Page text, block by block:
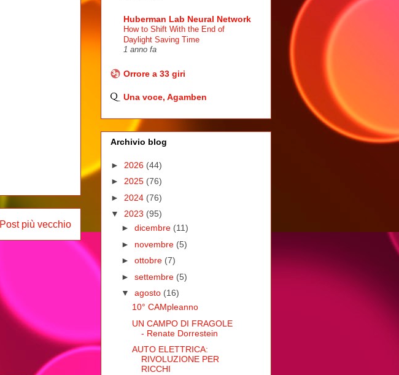
Post più vecchio
Huberman Lab Neural Network
How to Shift With the End of
Daylight Saving Time
1 anno fa
Orrore a 33 giri
Una voce, Agamben
Archivio blog
► 2026 (44)
► 2025 (76)
► 2024 (76)
▼ 2023 (95)
► dicembre (11)
► novembre (5)
► ottobre (7)
► settembre (5)
▼ agosto (16)
10° CAMpleanno
UN CAMPO DI FRAGOLE
- Renate Dorrestein
AUTO ELETTRICA:
RIVOLUZIONE PER
RICCHI